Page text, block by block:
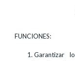
FUNCIONES:
Garantizar